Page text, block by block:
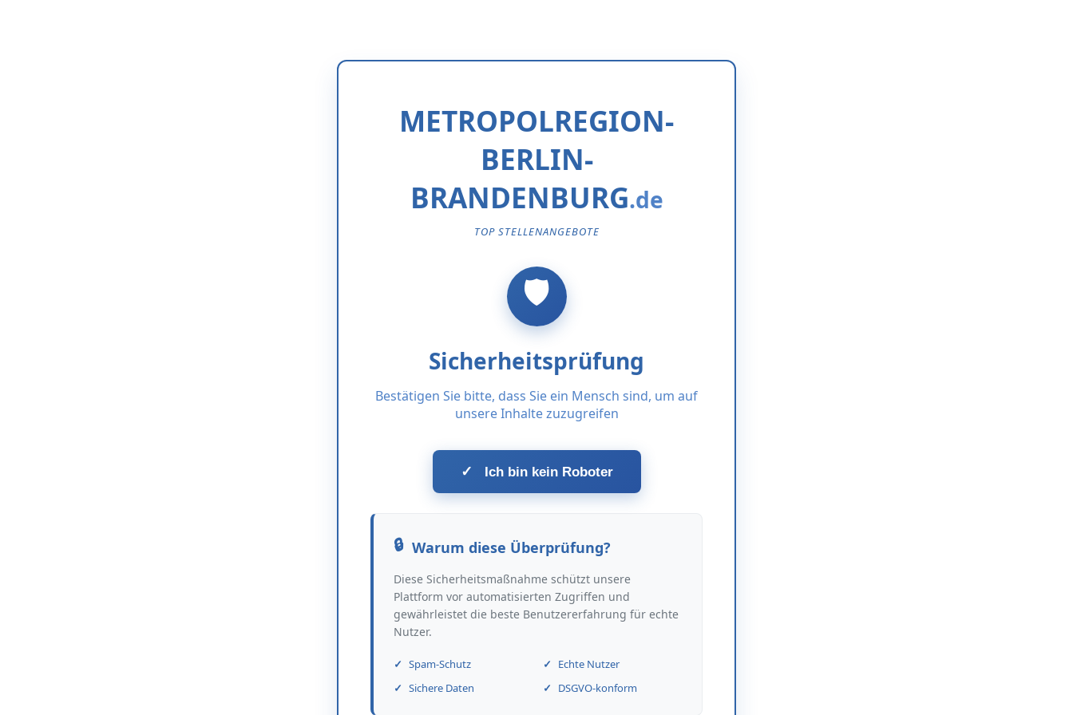
METROPOLREGION-
BERLIN-
BRANDENBURG
TOP STELLENANGEBOTE
Sicherheitsprüfung
Bestätigen Sie bitte, dass Sie ein Mensch sind, um auf
unsere Inhalte zuzugreifen
✓ Ich bin kein Roboter
Warum diese Überprüfung?
Diese Sicherheitsmaßnahme schützt unsere
Plattform vor automatisierten Zugriffen und
gewährleistet die beste Benutzererfahrung für echte
Nutzer.
Spam-Schutz
Echte Nutzer
Sichere Daten
DSGVO-konform